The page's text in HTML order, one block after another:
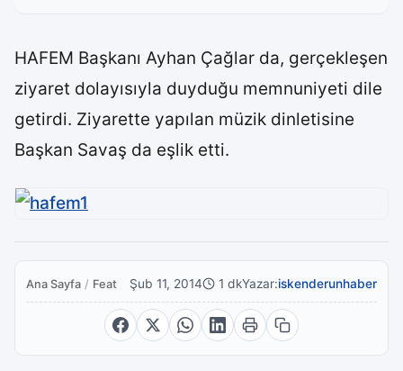
HAFEM Başkanı Ayhan Çağlar da, gerçekleşen
ziyaret dolayısıyla duyduğu memnuniyeti dile
getirdi. Ziyarette yapılan müzik dinletisine
Başkan Savaş da eşlik etti.
Ana Sayfa / FeaturedŞub 11, 2014 1 dkYazar:iskenderunhaber